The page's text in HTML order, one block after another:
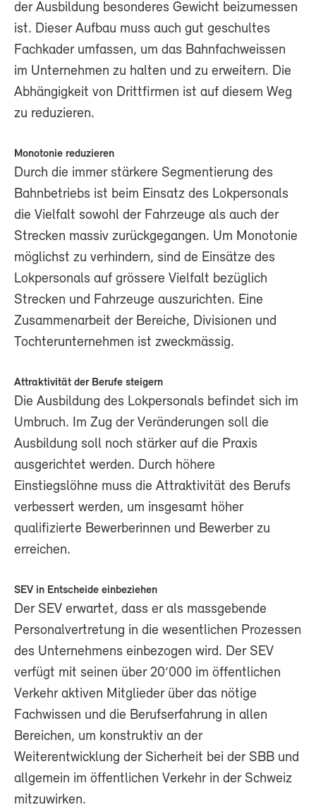
der Ausbildung besonderes Gewicht beizumessen
ist. Dieser Aufbau muss auch gut geschultes
Fachkader umfassen, um das Bahnfachweissen
im Unternehmen zu halten und zu erweitern. Die
Abhängigkeit von Drittfirmen ist auf diesem Weg
zu reduzieren.
Monotonie reduzieren
Durch die immer stärkere Segmentierung des
Bahnbetriebs ist beim Einsatz des Lokpersonals
die Vielfalt sowohl der Fahrzeuge als auch der
Strecken massiv zurückgegangen. Um Monotonie
möglichst zu verhindern, sind de Einsätze des
Lokpersonals auf grössere Vielfalt bezüglich
Strecken und Fahrzeuge auszurichten. Eine
Zusammenarbeit der Bereiche, Divisionen und
Tochterunternehmen ist zweckmässig.
Attraktivität der Berufe steigern
Die Ausbildung des Lokpersonals befindet sich im
Umbruch. Im Zug der Veränderungen soll die
Ausbildung soll noch stärker auf die Praxis
ausgerichtet werden. Durch höhere
Einstiegslöhne muss die Attraktivität des Berufs
verbessert werden, um insgesamt höher
qualifizierte Bewerberinnen und Bewerber zu
erreichen.
SEV in Entscheide einbeziehen
Der SEV erwartet, dass er als massgebende
Personalvertretung in die wesentlichen Prozessen
des Unternehmens einbezogen wird. Der SEV
verfügt mit seinen über 20‘000 im öffentlichen
Verkehr aktiven Mitglieder über das nötige
Fachwissen und die Berufserfahrung in allen
Bereichen, um konstruktiv an der
Weiterentwicklung der Sicherheit bei der SBB und
allgemein im öffentlichen Verkehr in der Schweiz
mitzuwirken.